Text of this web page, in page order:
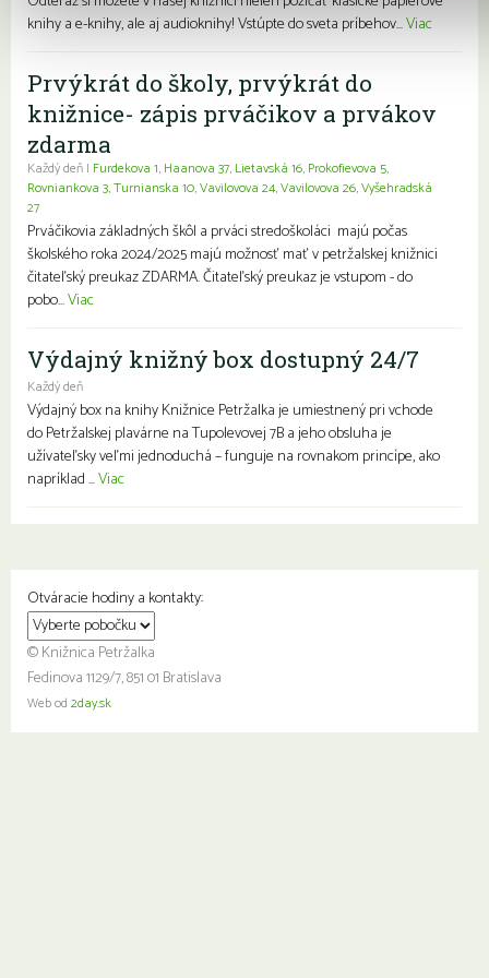
knihy a e-knihy, ale aj audioknihy! Vstúpte do sveta príbehov...Viac
Prvýkrát do školy, prvýkrát do
knižnice- zápis prváčikov a prvákov
zdarma
Každý deň | Furdekova 1, Haanova 37, Lietavská 16, Prokofievova 5,
Rovniankova 3,Turnianska 10,Vavilovova 24,Vavilovova 26,Vyšehradská
27
Prváčikovia základných škôl a prváci stredoškoláci majú počas
školského roka 2024/2025 majú možnosť mať v petržalskej knižnici
čitateľský preukaz ZDARMA. Čitateľský preukaz je vstupom - do
pobo...Viac
Výdajný knižný box dostupný 24/7
Každý deň
Výdajný box na knihy Knižnice Petržalka je umiestnený pri vchode
do Petržalskej plavárne na Tupolevovej 7B a jeho obsluha je
užívateľsky veľmi jednoduchá – funguje na rovnakom princípe, ako
napríklad ...Viac
Otváracie hodiny a kontakty:
© Knižnica Petržalka
Fedinova 1129/7, 851 01 Bratislava
Web od 2day.sk